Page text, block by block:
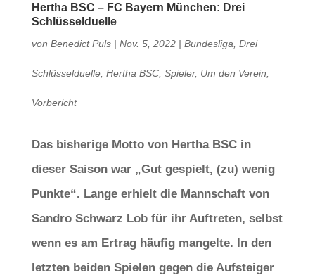
Hertha BSC – FC Bayern München: Drei
Schlüsselduelle
von Benedict Puls| Nov. 5, 2022| Bundesliga Drei
Schlüsselduelle, Hertha BSC, Spieler, Um den Verein
Vorbericht
Das bisherige Motto von Hertha BSC in
dieser Saison war „Gut gespielt, (zu) wenig
Punkte“. Lange erhielt die Mannschaft von
Sandro Schwarz Lob für ihr Auftreten, selbst
wenn es am Ertrag häufig mangelte. In den
letzten beiden Spielen gegen die Aufsteiger